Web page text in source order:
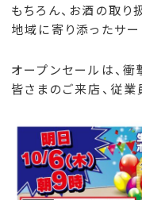
もちろん、お酒の取り
地域に寄り添ったサ
オープンセールは、
皆さまのご来店、従